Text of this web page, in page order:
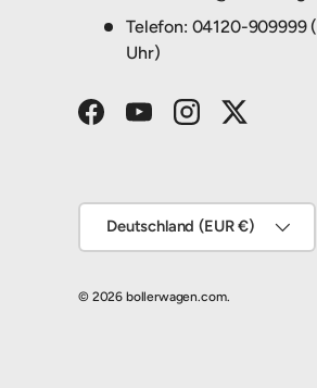
Telefon: 04120-909999
Uhr)
FacebookYouTubeInstagramTwitter
Deutschland (EUR €)
© 2026 bollerwagen.com.